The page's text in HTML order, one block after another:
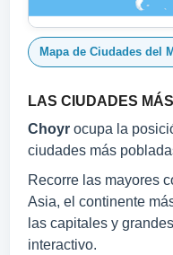
Mapa de Ciudades del
LAS CIUDADES
Choyr ocupa la
ciudades más
Recorre las mayores
Asia, el continente
las capitales y
interactivo.